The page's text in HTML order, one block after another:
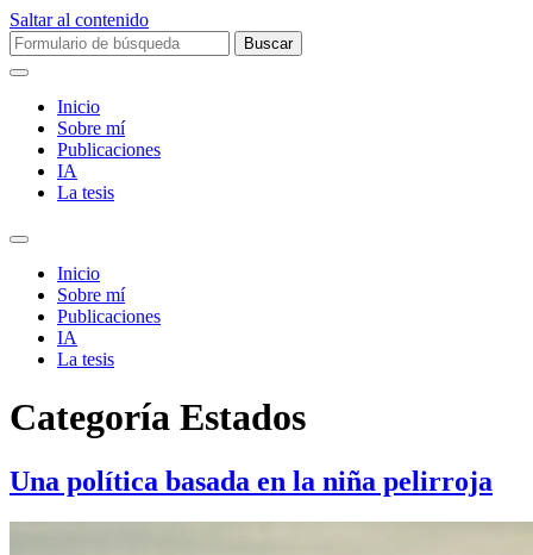
Saltar al contenido
Buscar:
Inicio
Sobre mí­
Publicaciones
IA
La tesis
Alternar
campo
búsqueda
Inicio
Sobre mí­
Publicaciones
IA
La tesis
Categoría Estados
Una política basada en la niña pelirroja